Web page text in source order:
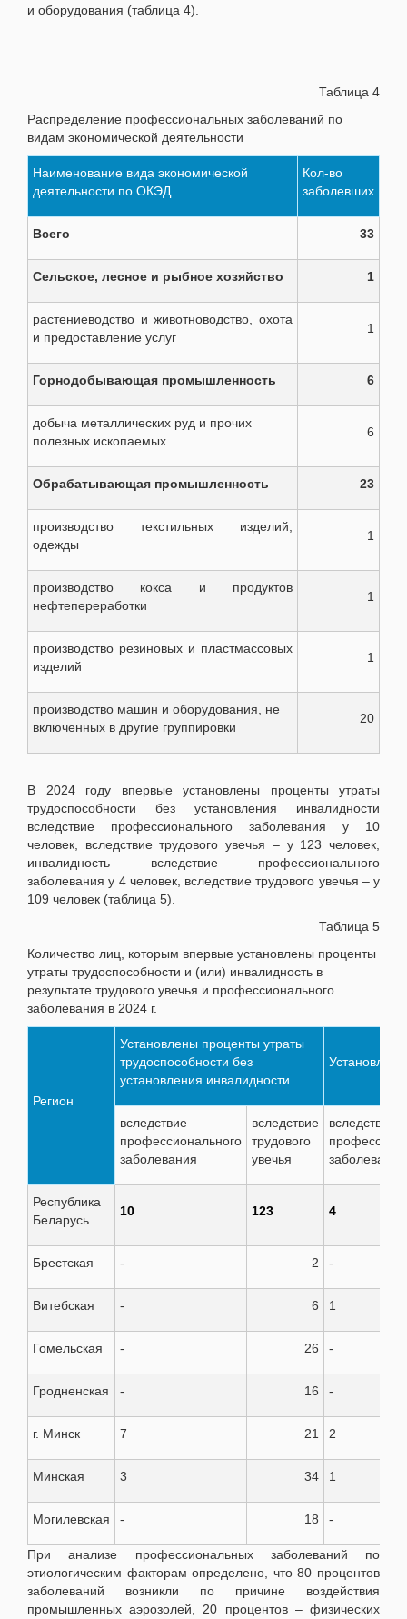
и оборудования (таблица 4).
Таблица 4
Распределение профессиональных заболеваний по
видам экономической деятельности
Наименование вида экономической
деятельности по ОКЭД
Кол-во
заболевших
Всего 33
Сельское, лесное и рыбное хозяйство 1
растениеводство и животноводство, охота
и предоставление услуг
1
Горнодобывающая промышленность 6
добыча металлических руд и прочих
полезных ископаемых
6
Обрабатывающая промышленность 23
производство текстильных изделий,
одежды
1
производство кокса и продуктов
нефтепереработки
1
производство резиновых и пластмассовых
изделий
1
производство машин и оборудования, не
включенных в другие группировки
20
В 2024 году впервые установлены проценты утраты
трудоспособности без установления инвалидности
вследствие профессионального заболевания у 10
человек, вследствие трудового увечья – у 123 человек,
инвалидность вследствие профессионального
заболевания у 4 человек, вследствие трудового увечья – у
109 человек (таблица 5).
Таблица 5
Количество лиц, которым впервые установлены проценты
утраты трудоспособности и (или) инвалидность в
результате трудового увечья и профессионального
заболевания в 2024 г.
Регион
Установлены проценты утраты
трудоспособности без
установления инвалидности
вследствие
профессионального
заболевания
вследствие
трудового
увечья
вследствие
заболевания
Республика
Беларусь
10 123 4
Брестская - 2 -
Витебская - 6 1
Гомельская - 26 -
Гродненская - 16 -
г. Минск 7 21 2
Минская 3 34 1
Могилевская - 18 -
При анализе профессиональных заболеваний по
этиологическим факторам определено, что 80 процентов
заболеваний возникли по причине воздействия
промышленных аэрозолей, 20 процентов – физических